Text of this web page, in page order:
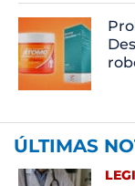
ÚLTIMAS